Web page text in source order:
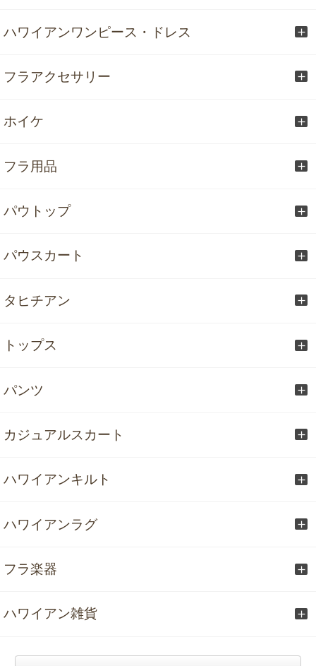
ハワイアンワンピース・ドレス
フラアクセサリー
ホイケ
フラ用品
パウトップ
パウスカート
タヒチアン
トップス
パンツ
カジュアルスカート
ハワイアンキルト
ハワイアンラグ
フラ楽器
ハワイアン雑貨